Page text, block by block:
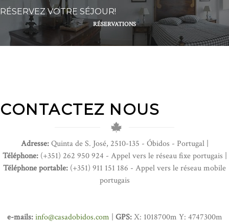
RÉSERVEZ VOTRE SÉJOUR!
RÉSERVATIONS
CONTACTEZ NOUS
Adresse:Quinta de S. José, 2510-135 - Óbidos - Portugal |
Téléphone:(+351) 262 950 924 - Appel vers le réseau fixe portugais |
Téléphone portable: (+351) 911 151 186 - Appel vers le réseau mobile
portugais
e-mails: info@casadobidos.com | GPS:X: 1018700m Y: 4747300m